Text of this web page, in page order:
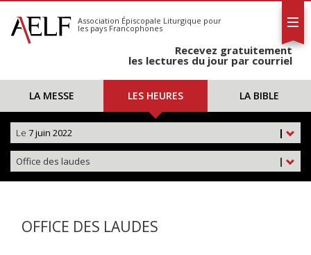
S'abonner
Calendrier
Association Épiscopale Liturgique pour
les pays Francophones
Recevez gratuitement
les lectures du jour par courriel
LA MESSE LES HEURES LA BIBLE
|
Le 7 juin 2022
|
Office des laudes
OFFICE DES LAUDES